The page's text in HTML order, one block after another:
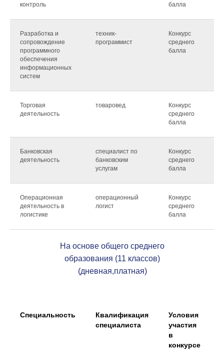
контроль
балла
Разработка и
сопровождение
программного
обеспечения
информационных
систем
техник-
программист
Конкурс
среднего
балла
Торговая
деятельность
товаровед
Конкурс
среднего
балла
Банковская
деятельность
специалист по
банковским
услугам
Конкурс
среднего
балла
Операционная
деятельность в
логистике
операционный
логист
Конкурс
среднего
балла
На основе общего среднего
образования (11 классов)
(дневная,платная)
Специальность
Квалификация
специалиста
Условия
участия
в
конкурсе